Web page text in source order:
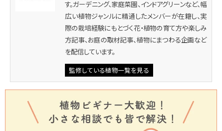
す。ガーデニング、家庭菜園、インドアグリーンなど、幅
広い植物ジャンルに精通したメンバーが在籍し、実
際の栽培経験にもとづく花・植物の育て方や楽しみ
方記事、お庭の取材記事、植物にまつわる企画など
を配信しています。
監修している植物一覧を見る